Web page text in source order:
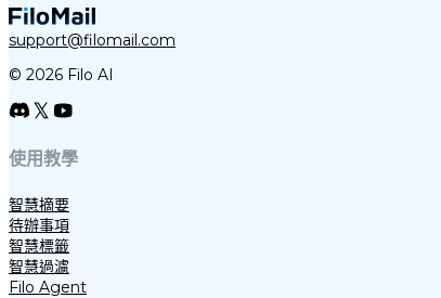
support@filomail.com
© 2026 Filo AI
使用教學
智慧摘要
待辦事項
智慧標籤
智慧過濾
Filo Agent